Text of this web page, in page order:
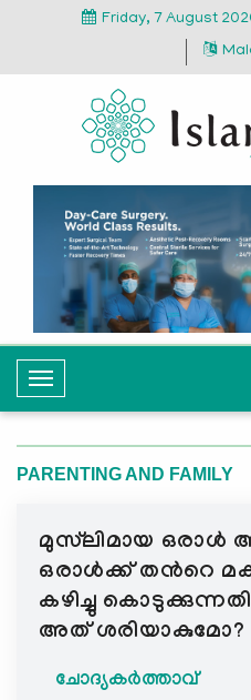
Friday, 7 August
T
o
g
l
N
a
v
i
PARENTING AND FAMILY
മുസ്‌ലിമായ ഒരാള്‍
ഒരാള്‍ക്ക് തന്‍റെ
കഴിച്ചു
അത് ശരിയാകുമോ?
ചോദ്യകർത്താവ്